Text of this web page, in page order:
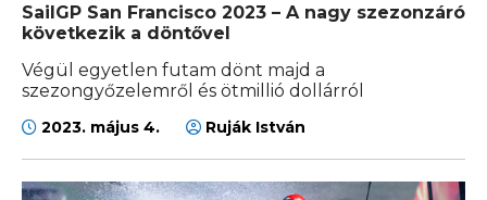
SailGP San Francisco 2023 – A nagy szezonzáró
következik a döntővel
Végül egyetlen futam dönt majd a
szezongyőzelemről és ötmillió dollárról
2023. május 4. Ruják István